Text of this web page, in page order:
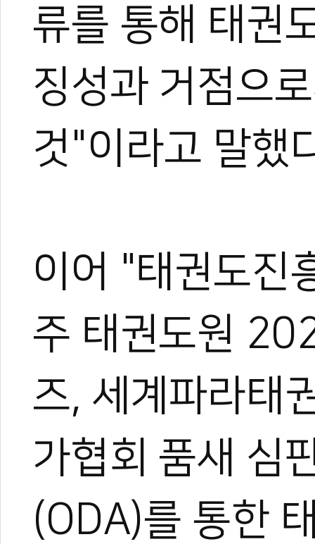
류를 통해 태권
징성과 거점으
것"이라고 말했
이어 "태권도진
주 태권도원
즈, 세계파라태
가협회 품새 심
(ODA)를 통한
관련 뉴스
장수 태권도 교
AI시대
태권도원배 전